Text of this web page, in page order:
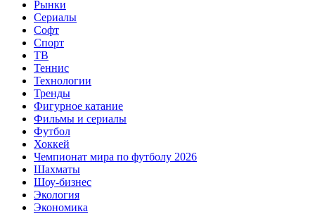
Рынки
Сериалы
Софт
Спорт
ТВ
Теннис
Технологии
Тренды
Фигурное катание
Фильмы и сериалы
Футбол
Хоккей
Чемпионат мира по футболу 2026
Шахматы
Шоу-бизнес
Экология
Экономика